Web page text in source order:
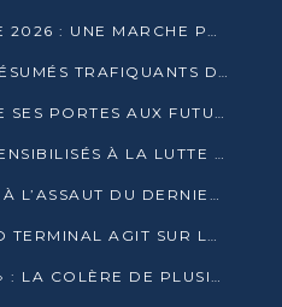
TRAVERSÉE DU MAYOMBE 2026 : UNE MARCHE POUR SENSIBILISER ET DÉPISTER AU DIABÈTE
BRACONNAGE : DEUX PRÉSUMÉS TRAFIQUANTS D’HIPPOPOTAME ÉCROUÉS À BRAZZAVILLE
CONGO TERMINAL OUVRE SES PORTES AUX FUTURS INGÉNIEURS DE L’UCAC-ICAM
PLUS DE 700 SALARIÉS SENSIBILISÉS À LA LUTTE CONTRE LA TUBERCULOSE À CONGO TERMINAL
PLUS DE 149 000 ÉLÈVES À L’ASSAUT DU DERNIER CEPE
ENVIRONNEMENT: CONGO TERMINAL AGIT SUR LE TERRAIN ET FORME LES PLUS JEUNES
« LIBÉREZ NOS ENFANTS » : LA COLÈRE DE PLUSIEURS MÈRES À BRAZZAVILLE CONTRE LA DGSP